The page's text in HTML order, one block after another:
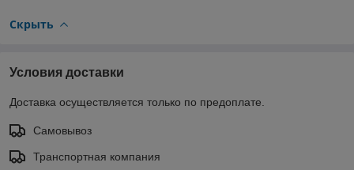
Скрыть
Условия доставки
Доставка осуществляется только по предоплате.
Самовывоз
Транспортная компания